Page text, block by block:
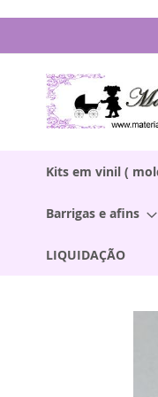
para
o
conteúdo
Kits em vinil (
Barrigas e afins
LIQUIDAÇÃO